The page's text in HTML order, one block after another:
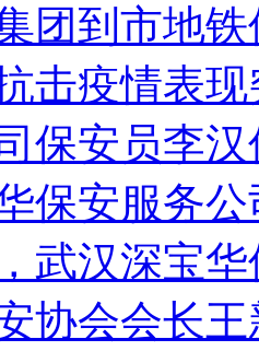
团到市地
击疫情表
保安员李汉
保安服务
武汉深宝
协会会长